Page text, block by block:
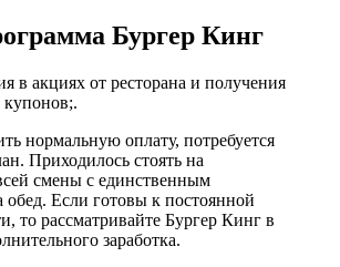
Бургер Кинг
в акциях от ресторана и получения
нормальную оплату, потребуется
Приходилось стоять на
смены с единственным
Если готовы к постоянной
то рассматривайте Бургер Кинг в
заработка.